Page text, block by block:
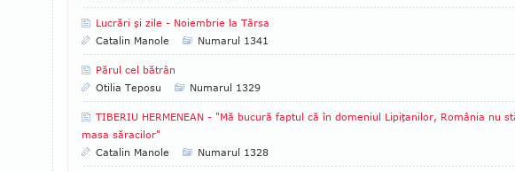
Lucrări şi zile - Noiembrie la Târsa
Catalin Manole
Numarul 1341
Părul cel bătrân
Otilia Teposu
Numarul 1329
TIBERIU HERMENEAN - "Mă bucură faptul că în domeniul Lipiţanilor, România nu
masa săracilor"
Catalin Manole
Numarul 1328